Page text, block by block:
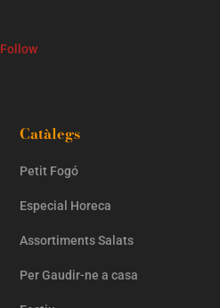
Follow
Catàlegs
Petit Fogó
Especial Horeca
Assortiments Salats
Per Gaudir-ne a casa